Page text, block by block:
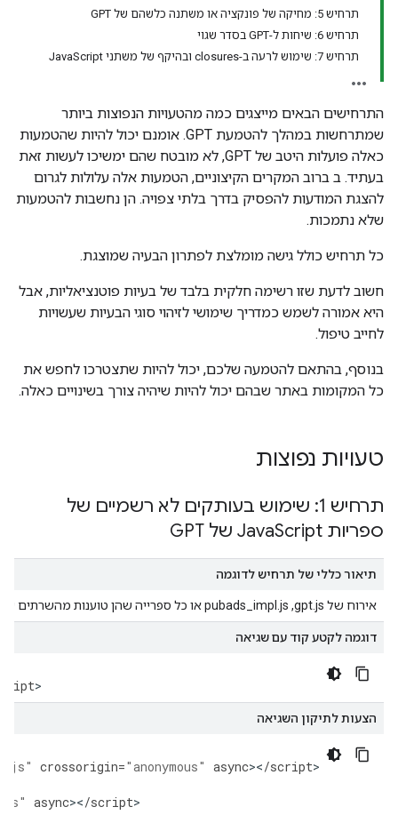
תרחיש 5: מחיקה של פונקציה או משתנה כלשהם של GPT
תרחיש 6: שיחות ל-GPT בסדר שגוי
תרחיש 7: שימוש לרעה ב-closures ובהיקף של משתני JavaScript
התרחישים הבאים מייצגים כמה מהטעויות הנפוצות ביותר
שמתרחשות במהלך להטמעת GPT. אומנם יכול להיות שהטמעות
כאלה פועלות היטב של GPT, לא מובטח שהם ימשיכו לעשות זאת
בעתיד. ב ברוב המקרים הקיצוניים, הטמעות אלה עלולות לגרום
להצגת המודעות להפסיק בדרך בלתי צפויה. הן נחשבות להטמעות
שלא נתמכות.
כל תרחיש כולל גישה מומלצת לפתרון הבעיה שמוצגת.
חשוב לדעת שזו רשימה חלקית בלבד של בעיות פוטנציאליות, אבל
היא אמורה לשמש כמדריך שימושי לזיהוי סוגי הבעיות שעשויות
לחייב טיפול.
בנוסף, בהתאם להטמעה שלכם, יכול להיות שתצטרכו לחפש את
כל המקומות באתר שבהם יכול להיות שיהיה צורך בשינויים כאלה.
טעויות נפוצות
תרחיש 1: שימוש בעותקים לא רשמיים של
ספריות Java Script של GPT
תיאור כללי של תרחיש לדוגמה
אירוח של gpt.js,‏ pubads_impl.js או כל ספרייה שהן טוענות מהשרתים שלכם, או טעינת הקבצים האלה ממקור לא רשמי.
דוגמה לקטע קוד עם שגיאה
>
הצעות לתיקון השגיאה
crossorigin="anonymous" async></script
async></script>